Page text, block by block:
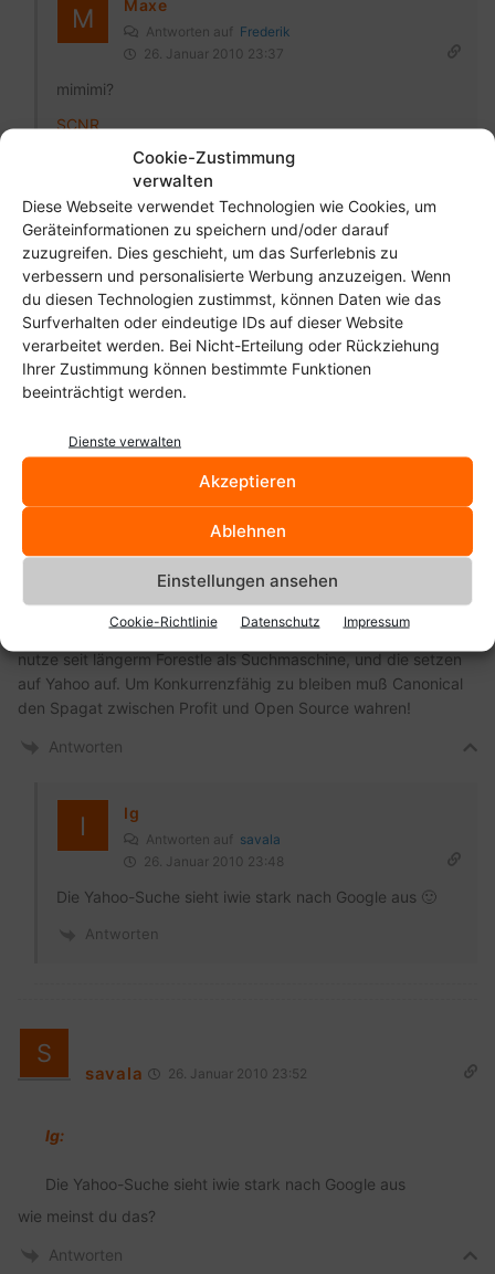
Cookie-Zustimmung
verwalten
Diese Webseite verwendet Technologien wie Cookies, um
Geräteinformationen zu speichern und/oder darauf
zuzugreifen. Dies geschieht, um das Surferlebnis zu
verbessern und personalisierte Werbung anzuzeigen. Wenn
du diesen Technologien zustimmst, können Daten wie das
Surfverhalten oder eindeutige IDs auf dieser Website
verarbeitet werden. Bei Nicht-Erteilung oder Rückziehung
Ihrer Zustimmung können bestimmte Funktionen
beeinträchtigt werden.
Dienste verwalten
Akzeptieren
Ablehnen
Einstellungen ansehen
Cookie-Richtlinie Datenschutz Impressum
Maxe
Antworten auf Frederik
26. Januar 2010 23:37
mimimi?
SCNR
Antworten
Ig
Antworten auf
Frederik
26. Januar 2010 23:44
Dann spende doch was für die Distro, dann wären die
vlt nicht auf solche Maßnahmen angewiesen 😉
Ansonsten gibts ja wohl wenig zu meckern, es wird
einem kostenlos ein sehr gutes Betriebssystem zur
Antworten
Wie bei Wahlen,…man wählt immer nur das geringste Übel. Ich
nutze seit längerm Forestle als Suchmaschine, und die setzen
auf Yahoo auf. Um Konkurrenzfähig zu bleiben muß Canonical
den Spagat zwischen Profit und Open Source wahren!
Antworten
Ig
Antworten auf savala
26. Januar 2010 23:48
Die Yahoo-Suche sieht iwie stark nach Google aus 🙂
Antworten
savala 26. Januar 2010 23:52
Ig:
Die Yahoo-Suche sieht iwie stark nach Google aus
wie meinst du das?
Antworten